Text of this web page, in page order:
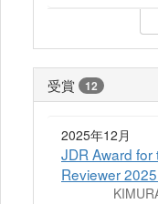
受賞 12
2025年12月
JDR Award
Reviewer